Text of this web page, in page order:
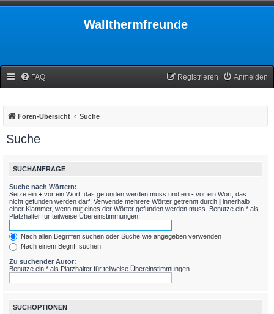
Wallthermfreunde
FAQ Anmelden
Registrieren
Foren-Übersicht Suche
Suche
SUCHANFRAGE
Suche nach Wörtern:
Setze ein + vor ein Wort, das gefunden werden muss und ein - vor ein Wort, das
nicht gefunden werden darf. Verwende mehrere Wörter getrennt durch | innerhalb
einer Klammer, wenn nur eines der Wörter gefunden werden muss. Benutze ein * als
Platzhalter für teilweise Übereinstimmungen.
Nach allen Begriffen suchen oder Suche wie angegeben verwenden
Nach einem Begriff suchen
Zu suchender Autor:
Benutze ein * als Platzhalter für teilweise Übereinstimmungen.
SUCHOPTIONEN